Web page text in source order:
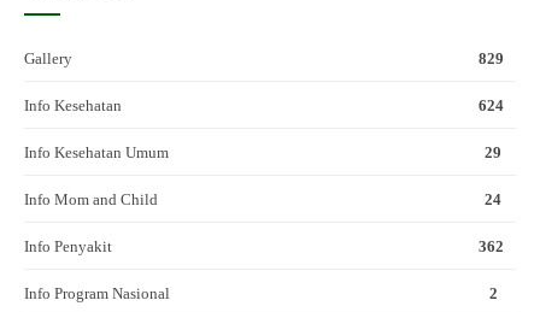
Gallery 829
Info Kesehatan 624
Info Kesehatan Umum 29
Info Mom and Child 24
Info Penyakit 362
Info Program Nasional 2